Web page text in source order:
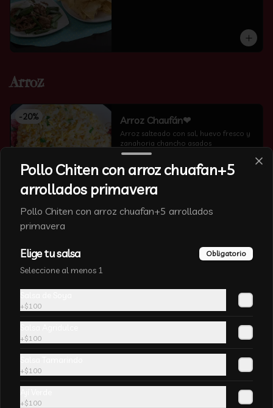
Arroz
-20% Arroz Chaufán❤
Arroz salteado con sal, huevo fresco y
zanahoria chancho asados
-12%
Arroz salteado con algas chinas,
champiñones y surtido de verduras. sin
Pollo Chiten con arroz chuafan+5
arrollados primavera
Pollo Chiten con arroz chuafan+5 arrollados
primavera
Elige tu salsa Obligatorio
Seleccione al menos 1
+$100
+$100
+$100
+$100